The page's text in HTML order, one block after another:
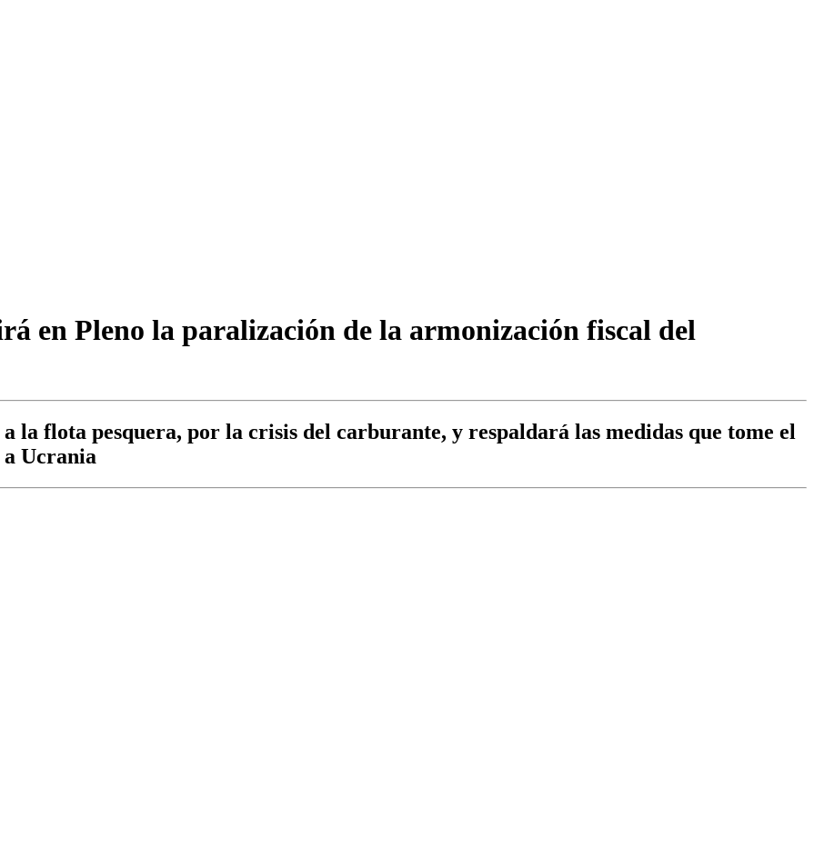
en Pleno la paralización de la armonización fiscal del
la flota pesquera, por la crisis del carburante, y respaldará las medidas que tome el
Ucrania